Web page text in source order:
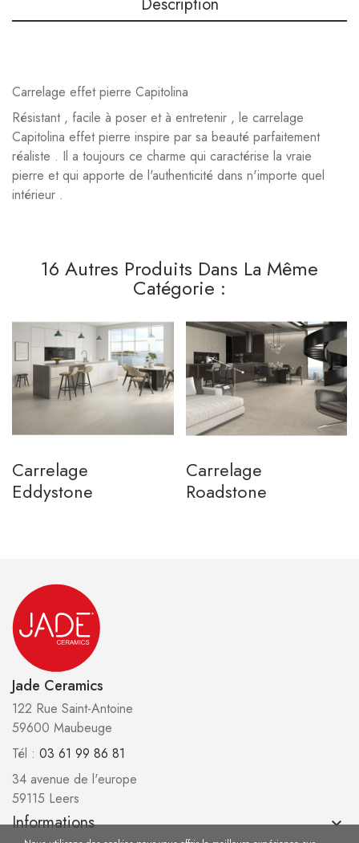
Carrelage effet pierre Capitolina
Résistant , facile à poser et à entretenir , le carrelage
Capitolina effet pierre inspire par sa beauté parfaitement
réaliste . Il a toujours ce charme qui caractérise la vraie
pierre et qui apporte de l'authenticité dans n'importe quel
intérieur .
16 Autres Produits Dans La Même
Catégorie :
Carrelage
Eddystone
Carrelage
Roadstone
Jade Ceramics
122 Rue Saint-Antoine
59600 Maubeuge
Tél : 03 61 99 86 81
34 avenue de l'europe
59115 Leers
Informations keyboard_arrow_down